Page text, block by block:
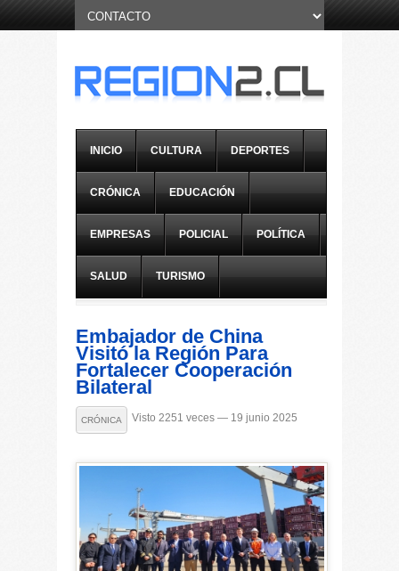
INICIO CULTURA DEPORTES
CRÓNICA EDUCACIÓN
EMPRESAS POLICIAL POLÍTICA
SALUD TURISMO
Embajador de China
Visitó la Región Para
Fortalecer Cooperación
Bilateral
CRÓNICA Visto 2251 veces — 19 junio 2025